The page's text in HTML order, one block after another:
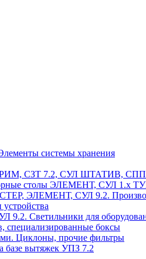
системы хранения
СЗТ 7.2, СУЛ ШТАТИВ, СПП
столы ЭЛЕМЕНТ, СУЛ 1.х
ЭЛЕМЕНТ, СУЛ 9.2.
Светильники для
специализированные боксы
Циклоны, прочие фильтры
базе вытяжек УПЗ 7.2